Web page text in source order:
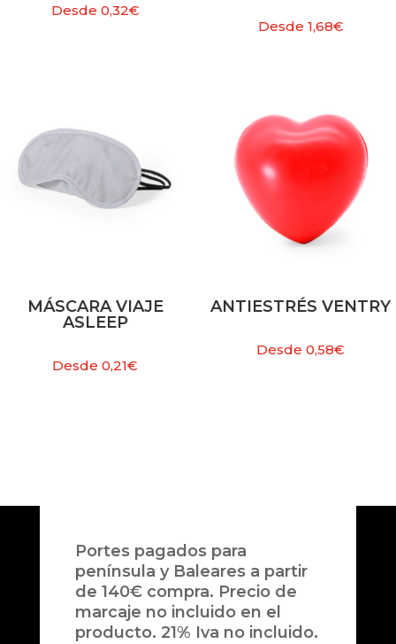
Desde 0,32€
Desde 1,68€
MÁSCARA VIAJE
ASLEEP
Desde0,21€
ANTIESTRÉS VENTRY
Desde0,58€
Portes pagados para
península y Baleares a partir
de 140€ compra. Precio de
marcaje no incluido en el
producto. 21% Iva no incluido.